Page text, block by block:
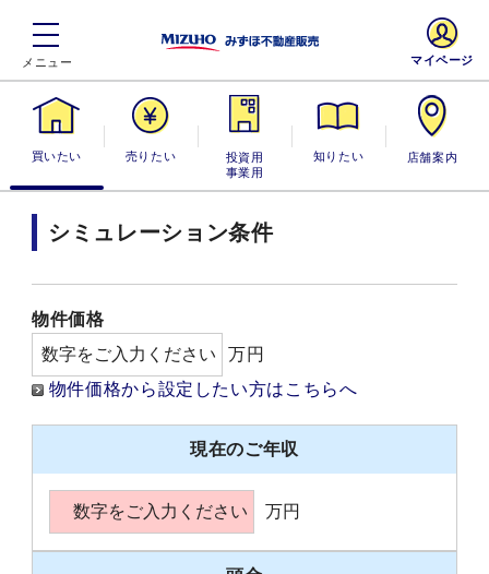
買いたい 売りたい
投資用・事業
用
知りたい 店舗案内
マイページ
シミュレーション条件
物件価格
万円
物件価格から設定したい方はこちらへ
現在のご年収
万円